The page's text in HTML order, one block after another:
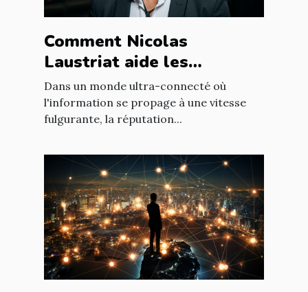
Comment Nicolas
Laustriat aide les
entreprises à améliorer
leur e-réputation
Dans un monde ultra-connecté où
l'information se propage à une vitesse
fulgurante, la réputation...